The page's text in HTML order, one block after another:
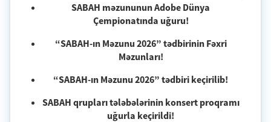
SABAH məzununun Adobe Dünya
Çempionatında uğuru!
“SABAH-ın Məzunu 2026” tədbirinin Fəxri
Məzunları!
“SABAH-ın Məzunu 2026” tədbiri keçirilib!
SABAH qrupları tələbələrinin konsert proqramı
uğurla keçirildi!